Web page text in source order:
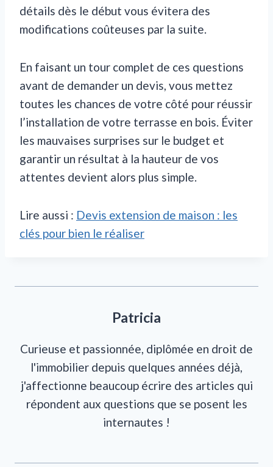
détails dès le début vous évitera des
modifications coûteuses par la suite.
En faisant un tour complet de ces questions
avant de demander un devis, vous mettez
toutes les chances de votre côté pour réussir
l’installation de votre terrasse en bois. Éviter
les mauvaises surprises sur le budget et
garantir un résultat à la hauteur de vos
attentes devient alors plus simple.
Lire aussi : Devis extension de maison : les
clés pour bien le réaliser
Patricia
Curieuse et passionnée, diplômée en droit de
l'immobilier depuis quelques années déjà,
j'affectionne beaucoup écrire des articles qui
répondent aux questions que se posent les
internautes !